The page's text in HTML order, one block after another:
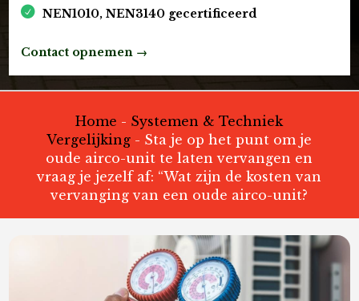
NEN1010, NEN3140 gecertificeerd
Contact opnemen →
Home - Systemen & Techniek
Vergelijking - Sta je op het punt om je
oude airco-unit te laten vervangen en
vraag je jezelf af: “Wat zijn de kosten van
vervanging van een oude airco-unit?